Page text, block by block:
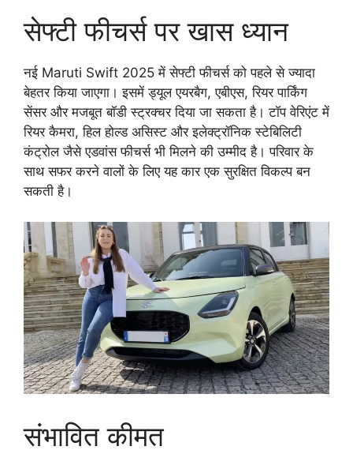
सेफ्टी फीचर्स पर खास ध्यान
नई Maruti Swift 2025 में सेफ्टी फीचर्स को पहले से ज्यादा
बेहतर किया जाएगा। इसमें ड्यूल एयरबैग, एबीएस, रियर पार्किंग
सेंसर और मजबूत बॉडी स्ट्रक्चर दिया जा सकता है। टॉप वेरिएंट में
रियर कैमरा, हिल होल्ड असिस्ट और इलेक्ट्रॉनिक स्टेबिलिटी
कंट्रोल जैसे एडवांस फीचर्स भी मिलने की उम्मीद है। परिवार के
साथ सफर करने वालों के लिए यह कार एक सुरक्षित विकल्प बन
सकती है।
संभावित कीमत